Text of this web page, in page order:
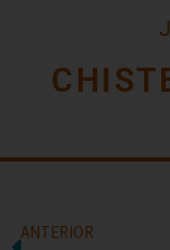
ANTERIOR